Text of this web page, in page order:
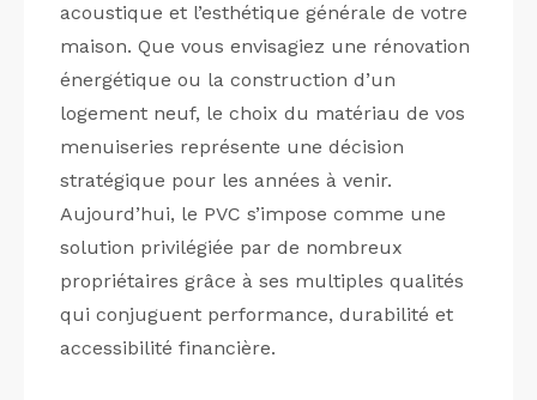
acoustique et l’esthétique générale de votre
maison. Que vous envisagiez une rénovation
énergétique ou la construction d’un
logement neuf, le choix du matériau de vos
menuiseries représente une décision
stratégique pour les années à venir.
Aujourd’hui, le PVC s’impose comme une
solution privilégiée par de nombreux
propriétaires grâce à ses multiples qualités
qui conjuguent performance, durabilité et
accessibilité financière.